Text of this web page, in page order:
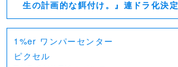
生の計画的な餌付け。』連ドラ化決定
1%er ワンパーセンター
ピクセル